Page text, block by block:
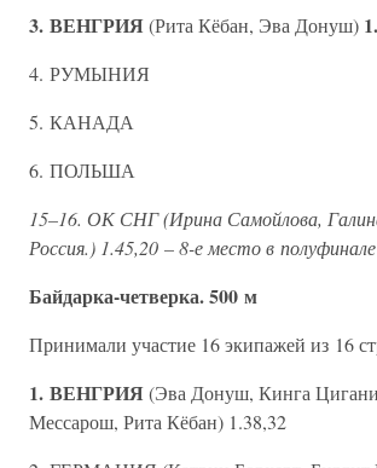
3. ВЕНГРИЯ(Рита Кёбан, Эва Донуш)
4. РУМЫНИЯ
5. КАНАДА
6. ПОЛЬША
15–16. ОК СНГ (Ирина Самойлова,
Россия.) 1.45,20 – 8-е место в полуфинале
Байдарка-четверка. 500 м
Принимали участие 16 экипажей из 16
1. ВЕНГРИЯ(Эва Донуш, Кинга
Мессарош, Рита Кёбан) 1.38,32